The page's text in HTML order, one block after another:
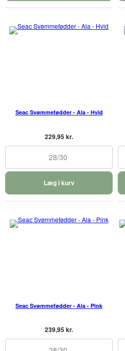
Seac Svømmefødder - Ala - Hvid
229,95 kr.
28/30
Læg i kurv
Seac Svømmefødder - Ala - Pink
239,95 kr.